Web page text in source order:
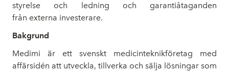
styrelse och ledning och garantiåtaganden
från externa investerare.
Bakgrund
Medimi är ett svenskt medicinteknikföretag med
affärsidén att utveckla, tillverka och sälja lösningar som